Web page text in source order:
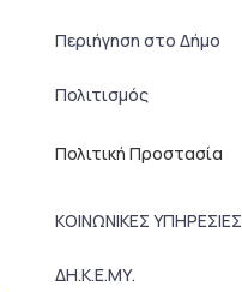
Περιήγηση στο Δήμο
Πολιτισμός
Πολιτική Προστασία
ΚΟΙΝΩΝΙΚΕΣ ΥΠΗΡΕΣΙΕΣ
ΔΗ.Κ.Ε.ΜΥ.